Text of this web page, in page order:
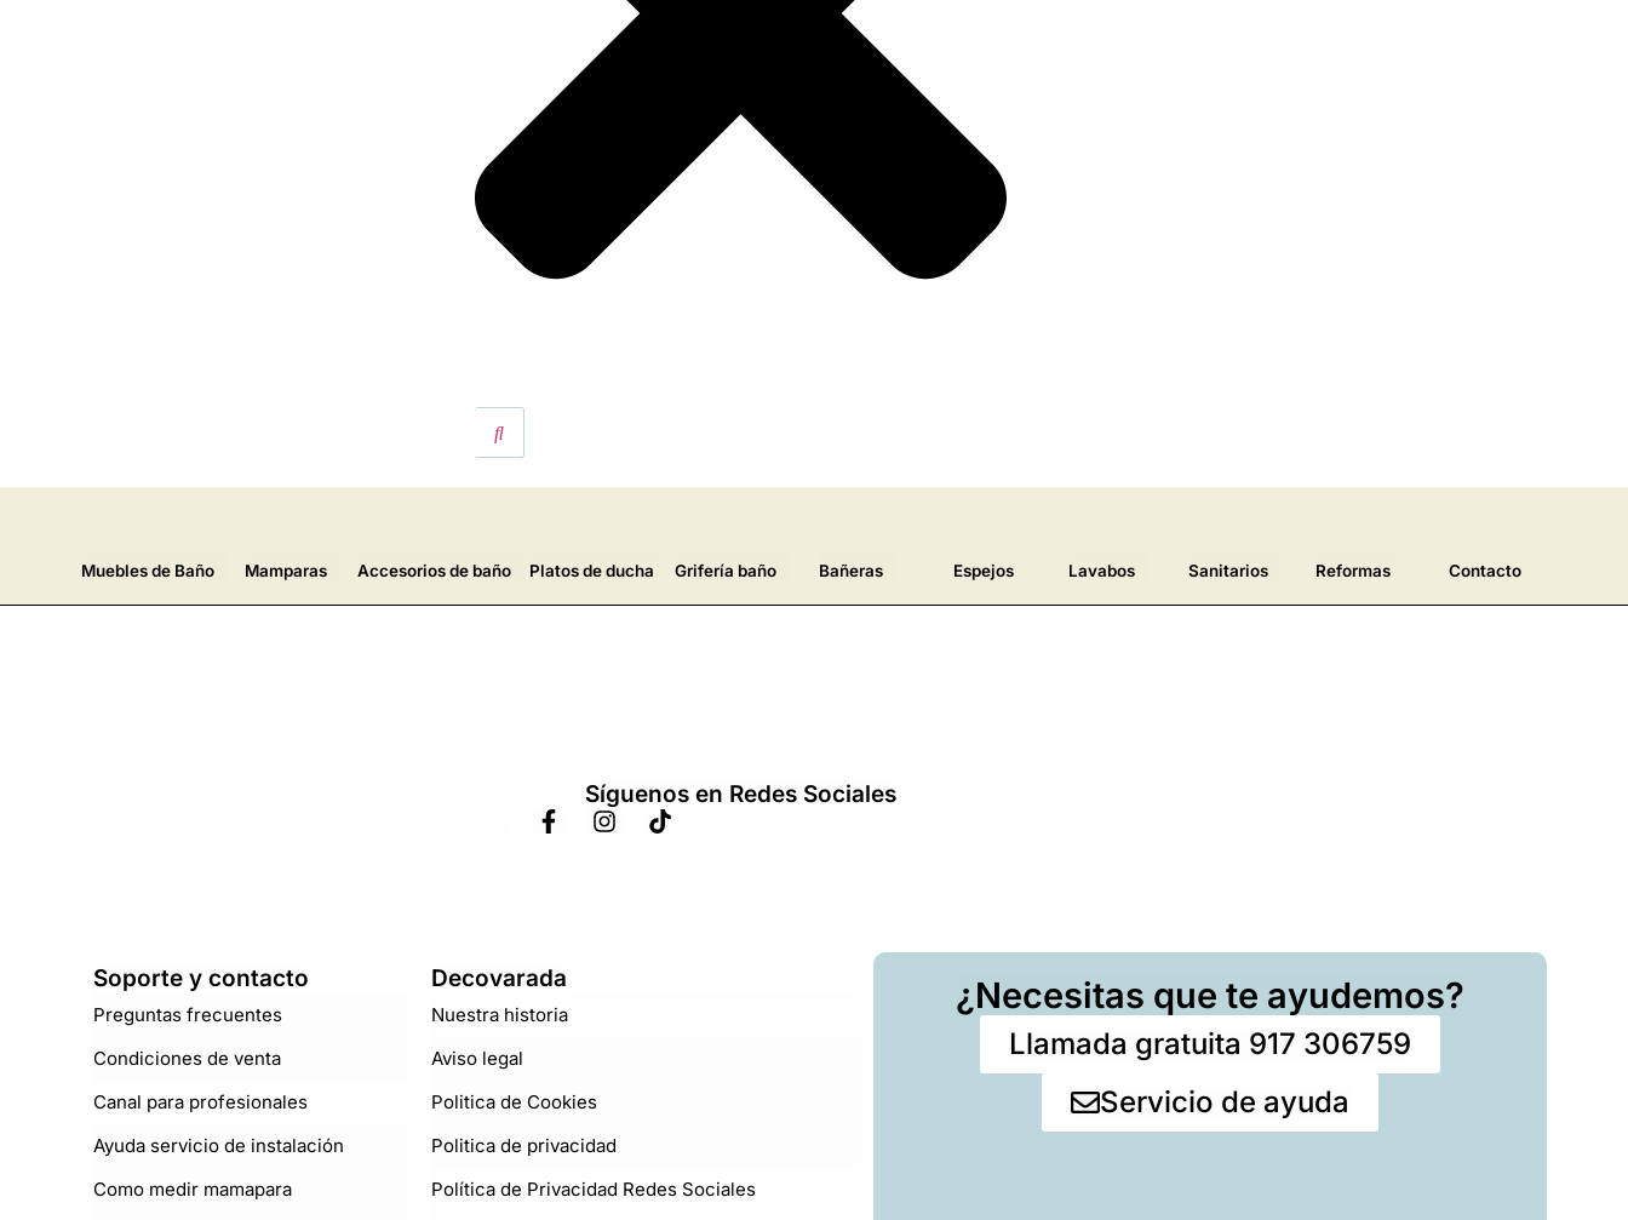
Muebles de Baño Mamparas Accesorios de baño Platos de ducha Grifería baño Bañeras Espejos Lavabos Sanitarios Reformas Contacto
Síguenos en Redes Sociales
Soporte y contacto
Preguntas frecuentes
Condiciones de venta
Canal para profesionales
Ayuda servicio de instalación
Como medir mamapara
Decovarada
Nuestra historia
Aviso legal
Politica de Cookies
Politica de privacidad
Política de Privacidad Redes Sociales
¿Necesitas que te ayudemos?
Llamada gratuita 917 306759
Servicio de ayuda